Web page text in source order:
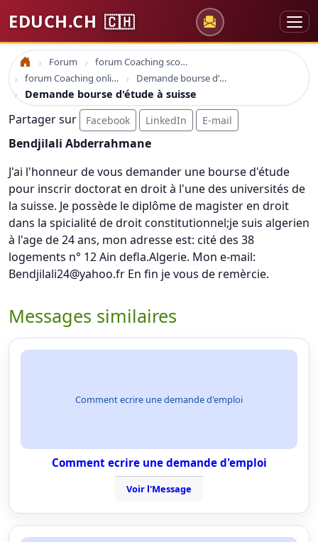
EDUCH.CH 🇨🇭
Accueil Forum
forum Coaching scolaire
forum Coaching online formation professionelle emploi education
Demande bourse d'étude à suisse
Demande bourse d'étude à suisse
Partager sur Facebook LinkedIn E-mail
Bendjilali Abderrahmane
J'ai l'honneur de vous demander une bourse d'étude
pour inscrir doctorat en droit à l'une des universités de
la suisse. Je possède le diplôme de magister en droit
dans la spicialité de droit constitutionnel;je suis algerien
à l'age de 24 ans, mon adresse est: cité des 38
logements n° 12 Ain defla.Algerie. Mon e-mail:
Bendjilali24@yahoo.fr En fin je vous de remèrcie.
Messages similaires
Comment ecrire une demande d'emploi
Comment ecrire une demande d'emploi
Voir l'Message